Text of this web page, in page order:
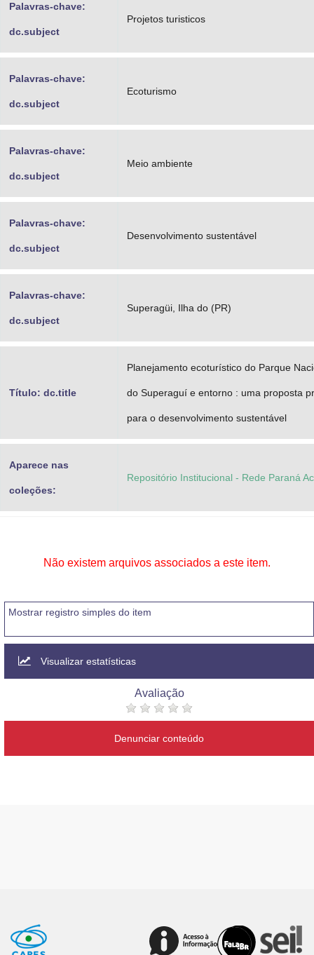
Palavras-chave:
dc.subject
Projetos turisticos
Palavras-chave:
dc.subject
Ecoturismo
Palavras-chave:
dc.subject
Meio ambiente
Palavras-chave:
dc.subject
Desenvolvimento sustentável
Palavras-chave:
dc.subject
Superagüi, Ilha do (PR)
Título: dc.title
Planejamento ecoturístico do Parque
do Superaguí e entorno : uma proposta
para o desenvolvimento sustentável
Aparece nas
coleções:
Repositório Institucional - Rede Paraná
Não existem arquivos associados a este item.
Mostrar registro simples do item
Visualizar estatísticas
Avaliação
Denunciar conteúdo